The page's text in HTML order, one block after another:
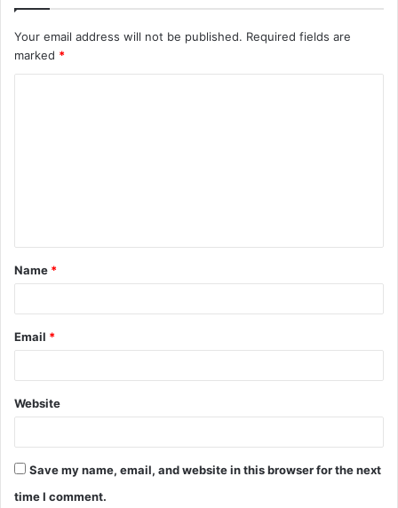
Your email address will not be published. Required fields are
marked *
t
*
Name *
Email *
Website
Save my name, email, and website in this browser for the next
time I comment.